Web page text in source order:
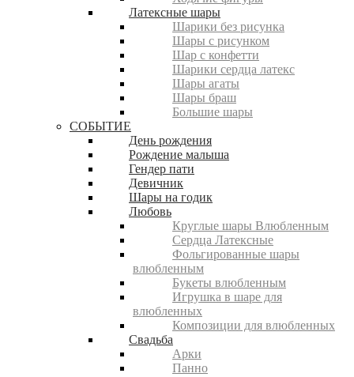
Латексные шары
Шарики без рисунка
Шары с рисунком
Шар с конфетти
Шарики сердца латекс
Шары агаты
Шары браш
Большие шары
СОБЫТИЕ
День рождения
Рождение малыша
Гендер пати
Девичник
Шары на годик
Любовь
Круглые шары Влюбленным
Сердца Латексные
Фольгированные шары
влюбленным
Букеты влюбленным
Игрушка в шаре для
влюбленных
Композиции для влюбленных
Свадьба
Арки
Панно